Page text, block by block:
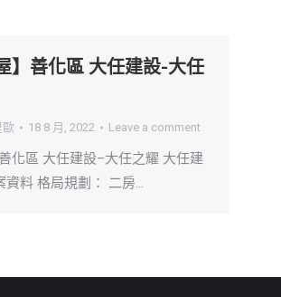
】善化區 大任建設-大任
歐 18 8 月, 2022 Leave a comment
化區 大任建設–大任之耀 大任建
資料 格局規劃： 二房…